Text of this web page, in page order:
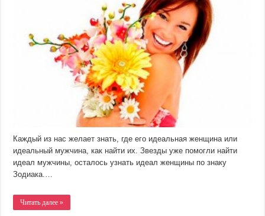
Каждый из нас желает знать, где его идеальная женщина или
идеальный мужчина, как найти их. Звезды уже помогли найти
идеал мужчины, осталось узнать идеал женщины по знаку
Зодиака.…
Читать далее »